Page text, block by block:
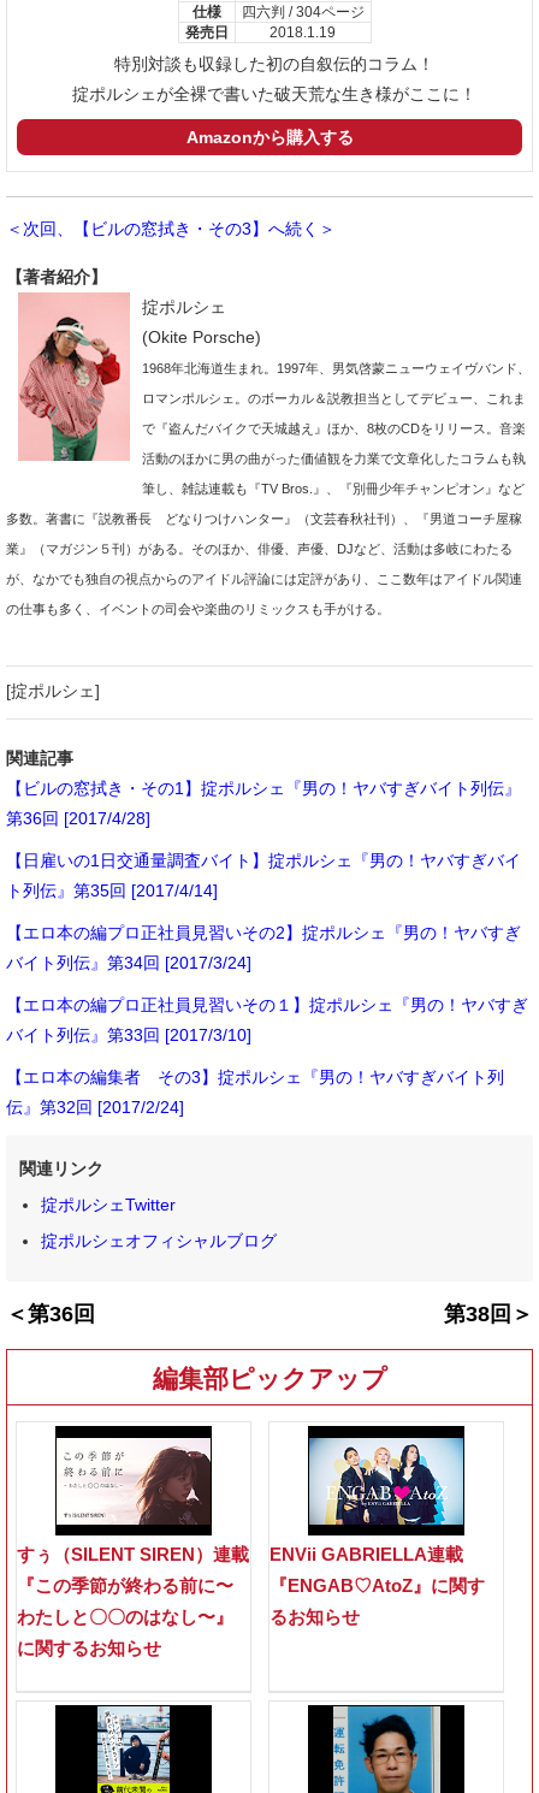
仕様
四六判 / 304ページ
発売日
2018.1.19
特別対談も収録した初の自叙伝的コラム！
掟ポルシェが全裸で書いた破天荒な生き様がここに！
Amazonから購入する
＜次回、【ビルの窓拭き・その3】へ続く＞
【著者紹介】
掟ポルシェ
(Okite Porsche)
1968年北海道生まれ。1997年、男気啓蒙ニューウェイヴバンド、
ロマンポルシェ。のボーカル＆説教担当としてデビュー、これま
で『盗んだバイクで天城越え』ほか、8枚のCDをリリース。音楽
活動のほかに男の曲がった価値観を力業で文章化したコラムも執
筆し、雑誌連載も『TV Bros.』、『別冊少年チャンピオン』など
多数。著書に『説教番長 どなりつけハンター』（文芸春秋社刊）、『男道コーチ屋稼
業』（マガジン５刊）がある。そのほか、俳優、声優、DJなど、活動は多岐にわたる
が、なかでも独自の視点からのアイドル評論には定評があり、ここ数年はアイドル関連
の仕事も多く、イベントの司会や楽曲のリミックスも手がける。
[掟ポルシェ]
関連記事
【ビルの窓拭き・その1】掟ポルシェ『男の！ヤバすぎバイト列伝』
第36回 [2017/4/28]
【日雇いの1日交通量調査バイト】掟ポルシェ『男の！ヤバすぎバイ
ト列伝』第35回 [2017/4/14]
【エロ本の編プロ正社員見習いその2】掟ポルシェ『男の！ヤバすぎ
バイト列伝』第34回 [2017/3/24]
【エロ本の編プロ正社員見習いその１】掟ポルシェ『男の！ヤバすぎ
バイト列伝』第33回 [2017/3/10]
【エロ本の編集者 その3】掟ポルシェ『男の！ヤバすぎバイト列
伝』第32回 [2017/2/24]
関連リンク
掟ポルシェTwitter
掟ポルシェオフィシャルブログ
＜第36回 第38回＞
編集部ピックアップ
すぅ（SILENT SIREN）連載
『この季節が終わる前に〜
わたしと〇〇のはなし〜』
に関するお知らせ
ENVii GABRIELLA連載
『ENGAB♡AtoZ』に関す
るお知らせ